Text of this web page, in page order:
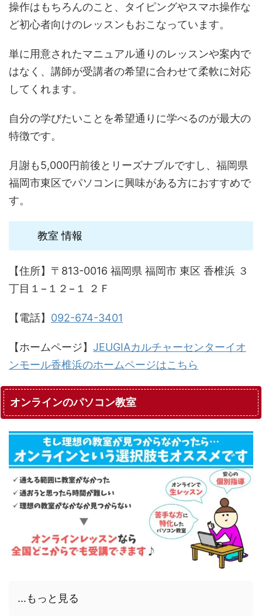
操作はもちろんのこと、タイピングやスマホ操作な
ど初心者向けのレッスンもおこなっています。
単に用意されたマニュアル通りのレッスンや案内で
はなく、講師が受講者の希望に合わせて柔軟に対応
してくれます。
自分の学びたいことを希望通りに学べるのが最大の
特徴です。
月謝も5,000円前後とリーズナブルですし、福岡県
福岡市東区でパソコンに興味がある方におすすめで
す。
教室 情報
【住所】〒813-0016 福岡県 福岡市 東区 香椎浜 ３
丁目１−１２−１ ２Ｆ
【電話】 092-674-3401
【ホームページ】 JEUGIAカルチャーセンターイオ
ンモール香椎浜のホームページはこちら
オンラインのパソコン教室
...もっと見る